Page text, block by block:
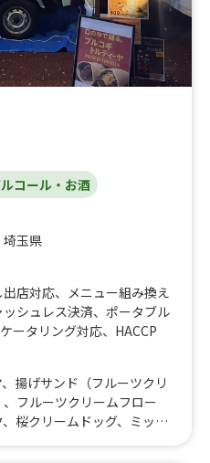
グ、ジビエ 猪のコロッ
ビエ 鹿のメンチ、さつま
ナップルジュース、具沢山
ゴの果実氷、塩焼きそば、
日本式チキンケバブサンド
チキンと茄子のグリーンカ
わらび餅、かけ放題セルフ
&バニラアイス、チョコワ
口ジンジャエール、アイス
ンコイン チキンのトマト
モコ丼 ⑦、特製辛口ジンジ
しょうが焼き丼、ネギ塩豚
ば、自分で作る綿あめ、自
ーガー、グリーンバーガ
ハンバーガー、600円！台
円！しょうが焼き丼、600
キーマカレー、600円！タ
トフライセット、キーマカ
！ アイス付！、色と味を選
アイス、飲むショートケー
コール・お酒
埼玉県
店対応、
メニュー組み換え
ッシュレス決済、 ポータブル
ケータリング対応、 HACCP
揚げサンド（フルーツクリ
フルーツクリームフロー
桜クリームドッグ、ミック